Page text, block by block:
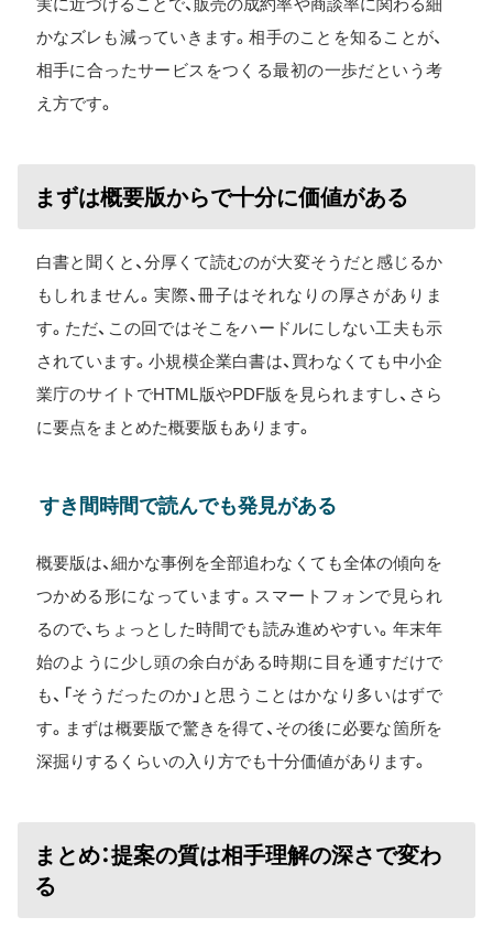
実に近づけることで、販売の成約率や商談率に関わる細
かなズレも減っていきます。相手のことを知ることが、
相手に合ったサービスをつくる最初の一歩だという考
え方です。
まずは概要版からで十分に価値がある
白書と聞くと、分厚くて読むのが大変そうだと感じるか
もしれません。実際、冊子はそれなりの厚さがありま
す。ただ、この回ではそこをハードルにしない工夫も示
されています。小規模企業白書は、買わなくても中小企
業庁のサイトでHTML版やPDF版を見られますし、さら
に要点をまとめた概要版もあります。
すき間時間で読んでも発見がある
概要版は、細かな事例を全部追わなくても全体の傾向を
つかめる形になっています。スマートフォンで見られ
るので、ちょっとした時間でも読み進めやすい。年末年
始のように少し頭の余白がある時期に目を通すだけで
も、「そうだったのか」と思うことはかなり多いはずで
す。まずは概要版で驚きを得て、その後に必要な箇所を
深掘りするくらいの入り方でも十分価値があります。
まとめ：提案の質は相手理解の深さで変わ
る